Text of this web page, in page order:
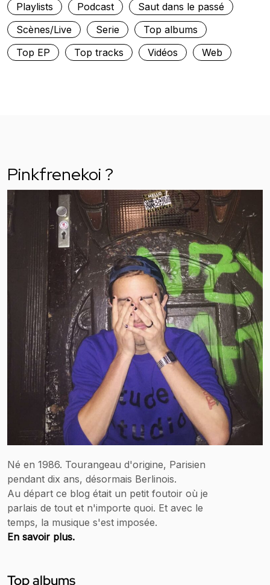
Playlists
Podcast
Saut dans le passé
Scènes/Live
Serie
Top albums
Top EP
Top tracks Vidéos Web
Pinkfrenekoi ?
Né en 1986. Tourangeau d'origine, Parisien
pendant dix ans, désormais Berlinois.
Au départ ce blog était un petit foutoir où je
parlais de tout et n'importe quoi. Et avec le
temps, la musique s'est imposée.
En savoir plus.
Top albums